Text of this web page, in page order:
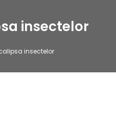
insectelor
insectelor